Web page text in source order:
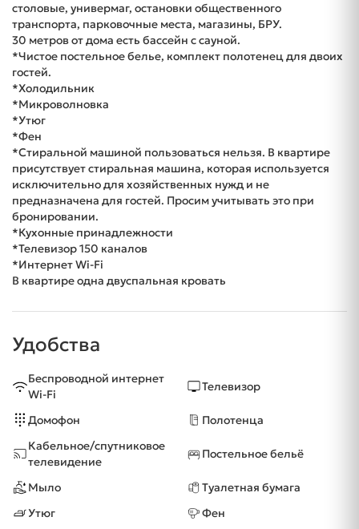
столовые, универмаг, остановки общественного
транспорта, парковочные места, магазины, БРУ.
30 метров от дома есть бассейн с сауной.
*Чистое постельное белье, комплект полотенец для двоих
гостей.
*Холодильник
*Микроволновка
*Утюг
*Фен
*Стиральной машиной пользоваться нельзя. В квартире
присутствует стиральная машина, которая используется
исключительно для хозяйственных нужд и не
предназначена для гостей. Просим учитывать это при
бронировании.
*Кухонные принадлежности
*Телевизор 150 каналов
*Интернет Wi-Fi
В квартире одна двуспальная кровать
Удобства
Беспроводной интернет
Wi-Fi
Телевизор
Домофон
Полотенца
Кабельное/спутниковое
телевидение
Постельное бельё
Мыло
Туалетная бумага
Утюг
Фен